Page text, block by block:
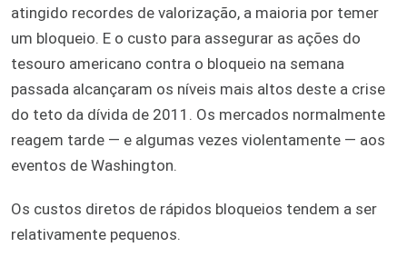
atingido recordes de valorização, a maioria por temer
um bloqueio. E o custo para assegurar as ações do
tesouro americano contra o bloqueio na semana
passada alcançaram os níveis mais altos deste a crise
do teto da dívida de 2011. Os mercados normalmente
reagem tarde — e algumas vezes violentamente — aos
eventos de Washington.
Os custos diretos de rápidos bloqueios tendem a ser
relativamente pequenos.